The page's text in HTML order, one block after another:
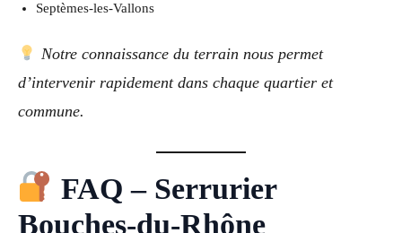
Septèmes‑les‑Vallons
Notre connaissance du terrain nous permet
d’intervenir rapidement dans chaque quartier et
commune.
FAQ – Serrurier
Bouches‑du‑Rhône